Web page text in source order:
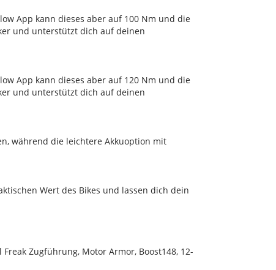
App kann dieses aber auf 100 Nm und die
und unterstützt dich auf deinen
App kann dieses aber auf 120 Nm und die
und unterstützt dich auf deinen
während die leichtere Akkuoption mit
Wert des Bikes und lassen dich dein
Zugführung, Motor Armor, Boost148, 12-